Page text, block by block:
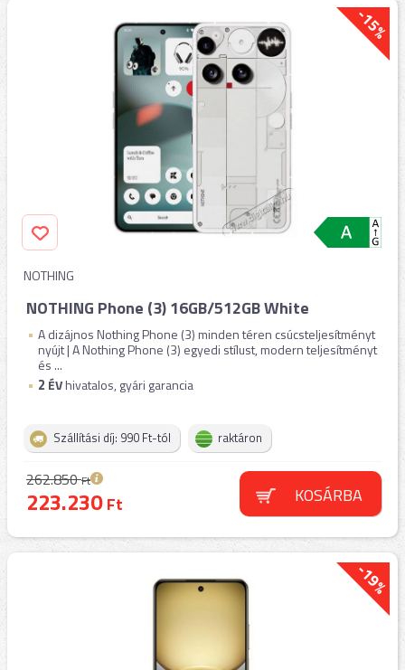
-15%
NOTHING
NOTHING Phone (3) 16GB/512GB White
A dizájnos Nothing Phone (3) minden téren csúcsteljesítményt
nyújt | A Nothing Phone (3) egyedi stílust, modern teljesítményt
és ...
2 ÉVhivatalos, gyári garancia
Szállítási díj: 990 Ft-tól raktáron
262.850Ft
223.230Ft KOSÁRBA
-19%